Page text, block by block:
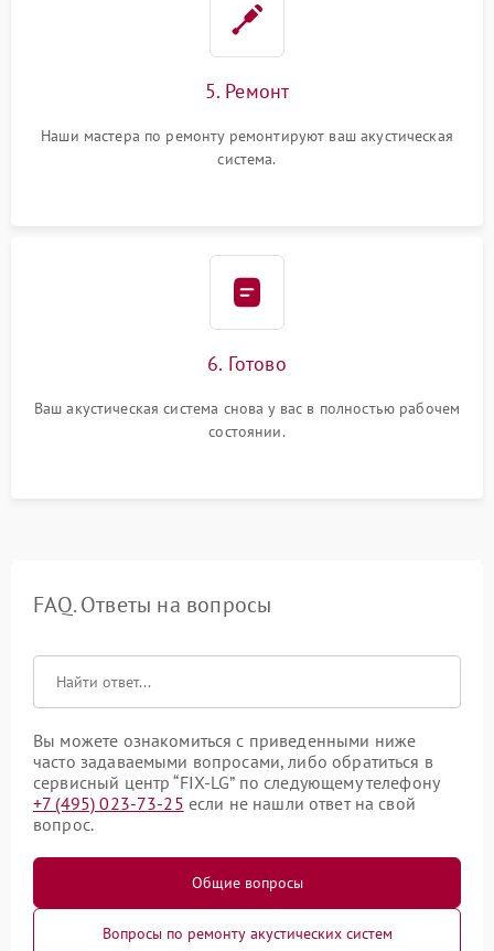
5. Ремонт
Наши мастера по ремонту ремонтируют ваш акустическая
система.
6. Готово
Ваш акустическая система снова у вас в полностью рабочем
состоянии.
FAQ. Ответы на вопросы
Вы можете ознакомиться с приведенными ниже
часто задаваемыми вопросами, либо обратиться в
сервисный центр “FIX-LG” по следующему телефону
+7 (495) 023-73-25 если не нашли ответ на свой
вопрос.
Общие вопросы
Вопросы по ремонту акустических систем